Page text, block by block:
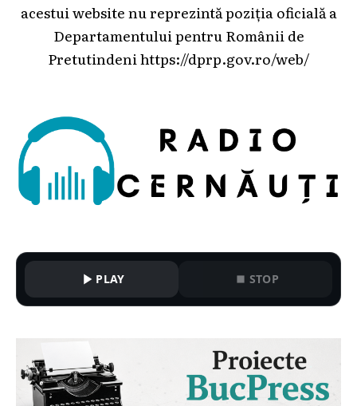
acestui website nu reprezintă poziția oficială a
Departamentului pentru Românii de
Pretutindeni https://dprp.gov.ro/web/
PLAY STOP